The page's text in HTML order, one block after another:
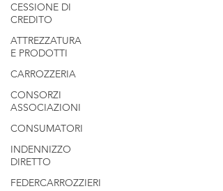
CESSIONE DI
CREDITO
ATTREZZATURA
E PRODOTTI
CARROZZERIA
CONSORZI
ASSOCIAZIONI
CONSUMATORI
INDENNIZZO
DIRETTO
FEDERCARROZZIERI